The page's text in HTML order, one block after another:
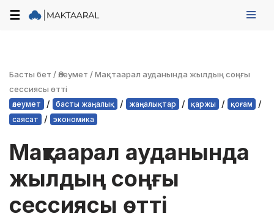
☰
Басты бет /Әлеумет /Мақтаарал ауданында жылдың соңғы
сессиясы өтті
әлеумет / басты жаңалық / жаңалықтар / қаржы / қоғам /
саясат / экономика
Мақтаарал ауданында
жылдың соңғы
сессиясы өтті